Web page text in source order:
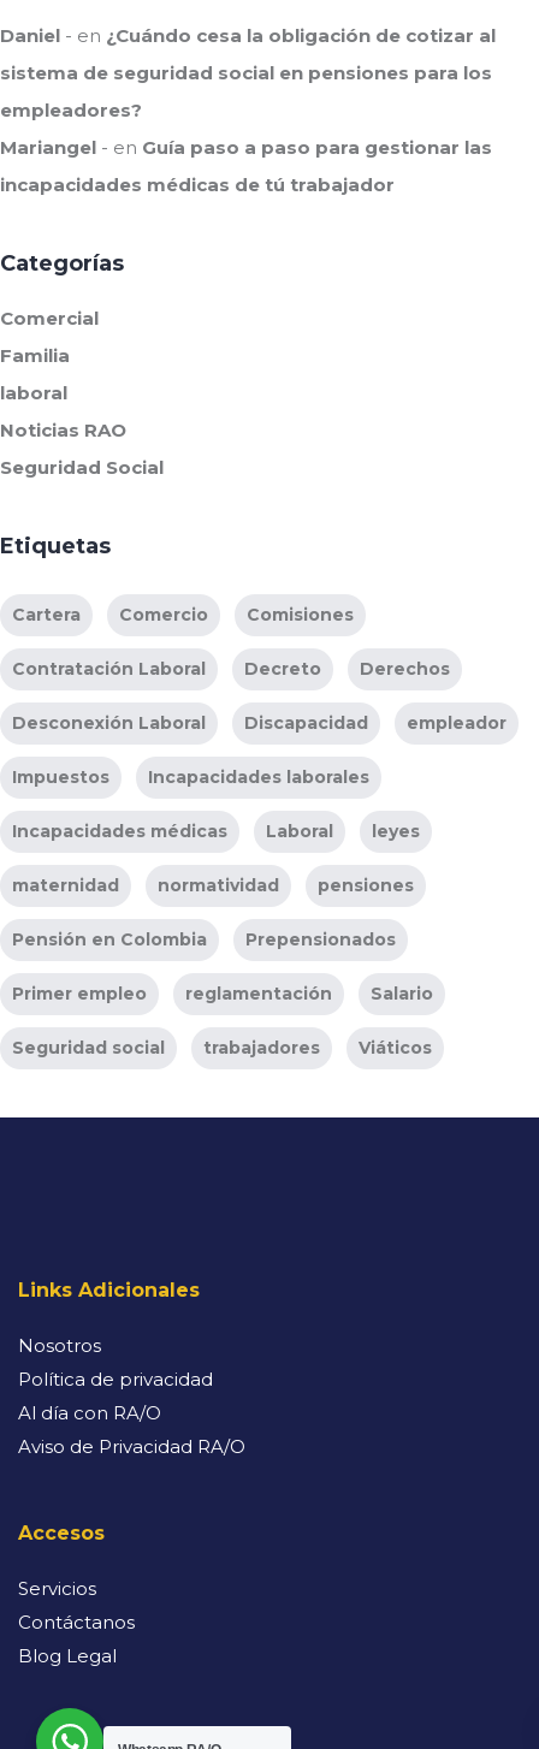
Daniel en ¿Cuándo cesa la obligación de cotizar al
sistema de seguridad social en pensiones para los
empleadores?
Mariangel
en Guía paso a paso para gestionar las
incapacidades médicas de tú trabajador
Categorías
Comercial
Familia
laboral
Noticias RAO
Seguridad Social
Etiquetas
Cartera Comercio Comisiones
Contratación Laboral Decreto Derechos
Desconexión Laboral Discapacidad empleador
Impuestos Incapacidades laborales
Incapacidades médicas Laboral leyes
maternidad normatividad pensiones
Pensión en Colombia Prepensionados
Primer empleo reglamentación Salario
Seguridad social trabajadores Viáticos
Links Adicionales
Nosotros
Política de privacidad
Al día con RA/O
Aviso de Privacidad RA/O
Accesos
Servicios
Contáctanos
Blog Legal